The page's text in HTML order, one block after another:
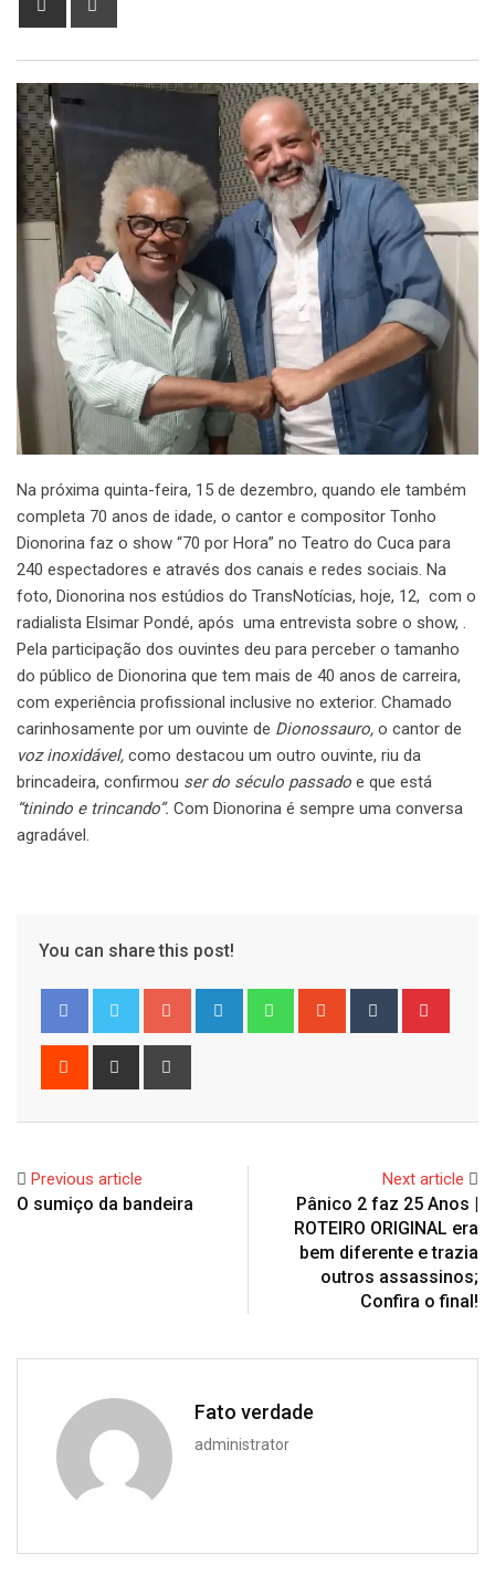
Na próxima quinta-feira, 15 de dezembro, quando ele também
completa 70 anos de idade, o cantor e compositor Tonho
Dionorina faz o show “70 por Hora” no Teatro do Cuca para
240 espectadores e através dos canais e redes sociais. Na
foto, Dionorina nos estúdios do TransNotícias, hoje, 12, com o
radialista Elsimar Pondé, após uma entrevista sobre o show, .
Pela participação dos ouvintes deu para perceber o tamanho
do público de Dionorina que tem mais de 40 anos de carreira,
com experiência profissional inclusive no exterior. Chamado
carinhosamente por um ouvinte de Dionossauro, o cantor de
voz inoxidável, como destacou um outro ouvinte, riu da
brincadeira, confirmou ser do século passado e que está
“tinindo e trincando”. Com Dionorina é sempre uma conversa
agradável.
You can share this post!
Google+ LinkedIn WhatsappStumbleUpon
Tumblr
Reddit
Share
Previous article
O sumiço da bandeira
Next article
Pânico 2 faz 25 Anos |
ROTEIRO ORIGINAL era
bem diferente e trazia
outros assassinos;
Confira o final!
Fato verdade
administrator